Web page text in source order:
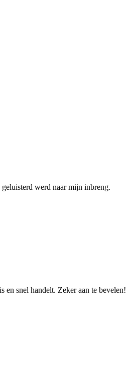
werd naar mijn inbreng.
snel handelt. Zeker aan te bevelen!